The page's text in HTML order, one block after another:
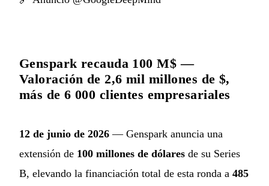
Genspark recauda 100 M$ —
Valoración de 2,6 mil millones de $,
más de 6 000 clientes empresariales
12 de junio de 2026 — Genspark anuncia una
extensión de 100 millones de dólares de su Series
B, elevando la financiación total de esta ronda a 485